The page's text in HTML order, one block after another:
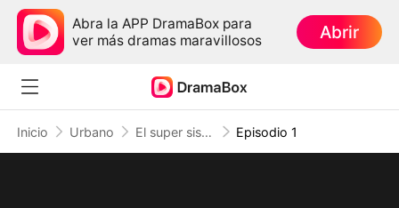
Abra la APP DramaBox para
ver más dramas maravillosos
Abrir
Inicio Urbano El super sistema me dio 3 diosas Episodio 1